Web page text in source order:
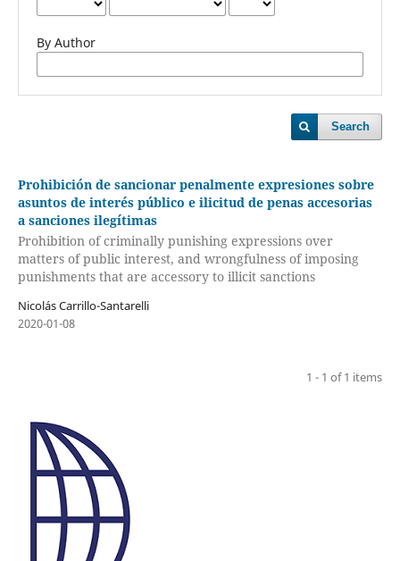
By Author
Search
Prohibición de sancionar penalmente expresiones sobre
asuntos de interés público e ilicitud de penas accesorias
a sanciones ilegítimas
Prohibition of criminally punishing expressions over
matters of public interest, and wrongfulness of imposing
punishments that are accessory to illicit sanctions
Nicolás Carrillo-Santarelli
2020-01-08
1 - 1 of 1 items